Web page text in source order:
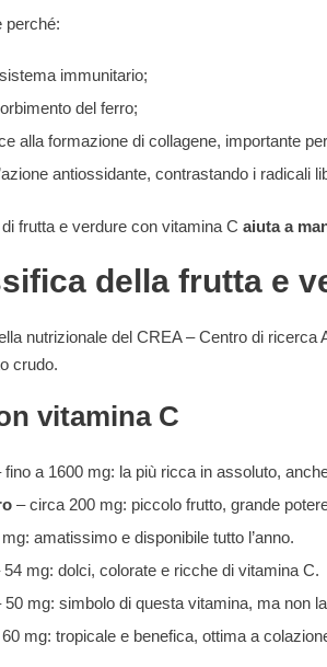
perché:
immunitario;
del ferro;
alla formazione di collagene, importante
antiossidante, contrastando i radicali
frutta e verdure con vitamina C aiuta a
della frutta e
nutrizionale del CREA – Centro di ricerca
crudo.
vitamina C
a 1600 mg: la più ricca in assoluto,
– circa 200 mg: piccolo frutto, grande
amatissimo e disponibile tutto l’anno.
54 mg: dolci, colorate e ricche di vitamina C.
mg: simbolo di questa vitamina, ma non
mg: tropicale e benefica, ottima a